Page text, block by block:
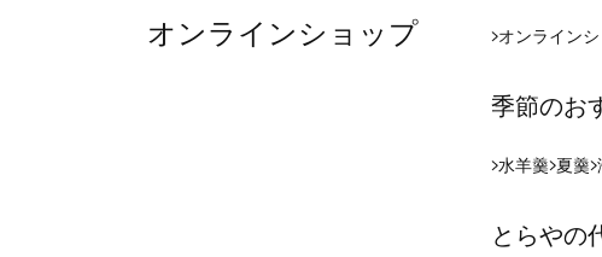
オンラインショップ オンライン
季節のお
水羊羹 夏羹
とらやの